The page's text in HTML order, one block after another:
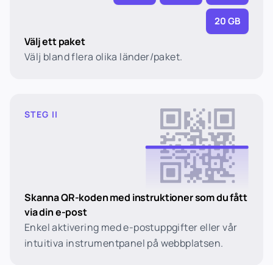
20 GB
Välj ett paket
Välj bland flera olika länder/paket.
STEG II
Skanna QR-koden med instruktioner som du fått
via din e-post
Enkel aktivering med e-postuppgifter eller vår
intuitiva instrumentpanel på webbplatsen.